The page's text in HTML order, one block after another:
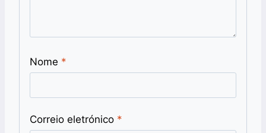
Nome *
Correio eletrónico *